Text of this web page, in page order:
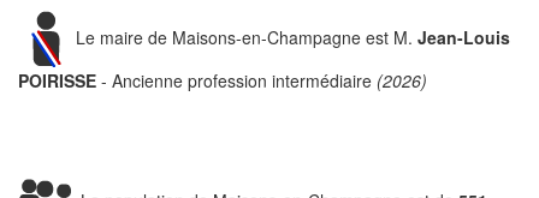
Le maire de Maisons-en-Champagne est M. Jean-Louis
POIRISSE - Ancienne profession intermédiaire (2026)